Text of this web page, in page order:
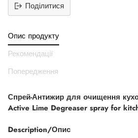
Поділитися
продукт
до
вашего
Опис продукту
Рекомендації
Попередження
Спрей-Антижир для очищення
Active Lime Degreaser spray for
Description/Опис